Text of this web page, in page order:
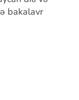
bakalavr